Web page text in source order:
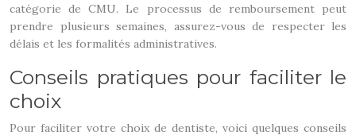
catégorie de CMU. Le processus de remboursement peut
prendre plusieurs semaines, assurez-vous de respecter les
délais et les formalités administratives.
Conseils pratiques pour faciliter le
choix
Pour faciliter votre choix de dentiste, voici quelques conseils